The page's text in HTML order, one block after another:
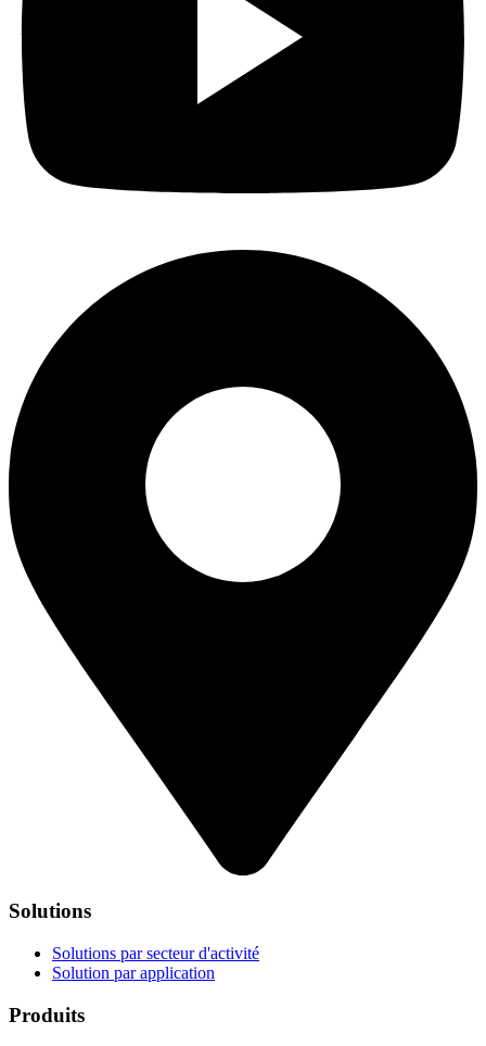
Solutions
Solutions par secteur d'activité
Solution par application
Produits